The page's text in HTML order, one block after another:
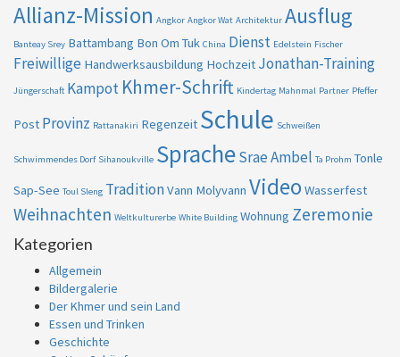
Allianz-Mission Angkor Angkor Wat Architektur Ausflug
Banteay Srey Battambang Bon Om Tuk China Dienst Edelstein Fischer
Freiwillige Handwerksausbildung Hochzeit Jonathan-Training
Jüngerschaft Kampot Khmer-Schrift Kindertag Mahnmal Partner Pfeffer
Post Provinz Rattanakiri Regenzeit Schule Schweißen
Schwimmendes Dorf Sihanoukville SpracheSrae Ambel Ta Prohm Tonle
Sap-See Toul Sleng TraditionVann Molyvann Video Wasserfest
Weihnachten Weltkulturerbe White Building Wohnung Zeremonie
Kategorien
Allgemein
Bildergalerie
Der Khmer und sein Land
Essen und Trinken
Geschichte